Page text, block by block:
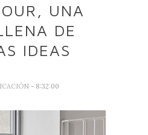
UNA
DE
IDEAS
- 8:32:00